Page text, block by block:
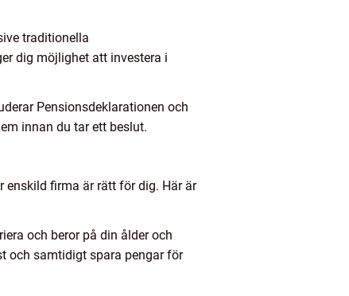
traditionella
dig möjlighet att investera i
Pensionsdeklarationen och
innan du tar ett beslut.
firma är rätt för dig. Här är
och beror på din ålder och
och samtidigt spara pengar för